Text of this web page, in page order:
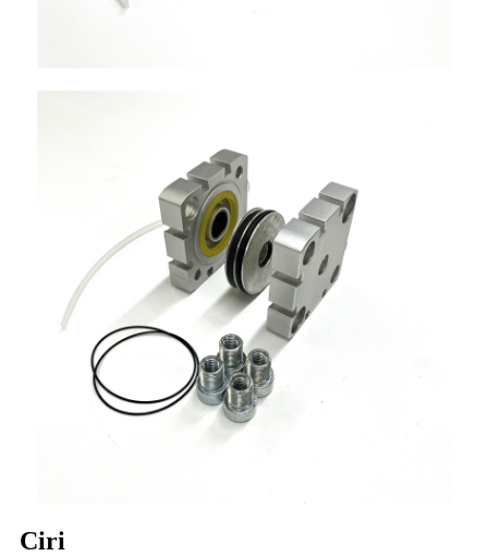
Ciri